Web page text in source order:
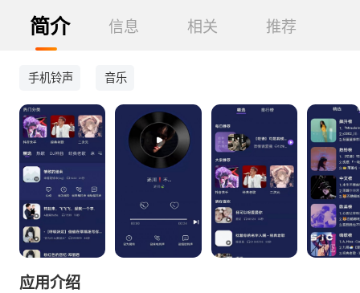
简介 信息 相关 推荐
手机铃声 音乐
应用介绍